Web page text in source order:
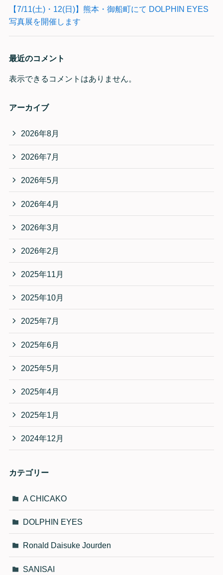
【7/11(土)・12(日)】熊本・御船町にて DOLPHIN EYES
写真展を開催します
最近のコメント
表示できるコメントはありません。
アーカイブ
2026年8月
2026年7月
2026年5月
2026年4月
2026年3月
2026年2月
2025年11月
2025年10月
2025年7月
2025年6月
2025年5月
2025年4月
2025年1月
2024年12月
カテゴリー
A CHICAKO
DOLPHIN EYES
Ronald Daisuke Jourden
SANISAI